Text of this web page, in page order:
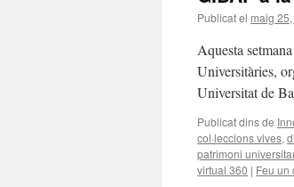
Publicat el maig
Aquesta
Universitàries,
Universitat de
Publicat dins de
col·leccions vives,
patrimoni
virtual 360 | Feu un